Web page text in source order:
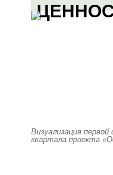
Визуализация первой
квартала проекта